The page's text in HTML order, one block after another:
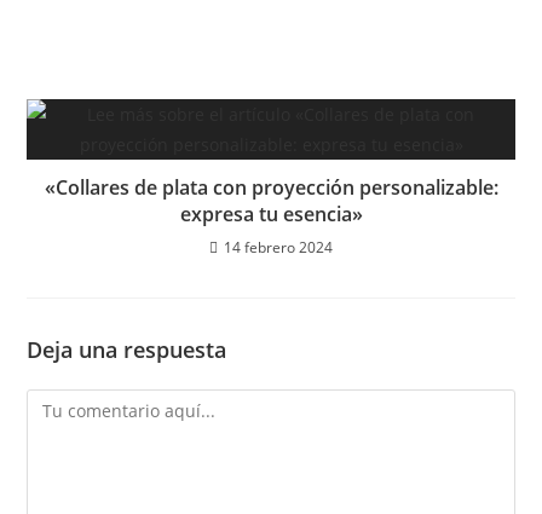
«Collares de plata con proyección personalizable:
expresa tu esencia»
14 febrero 2024
Deja una respuesta